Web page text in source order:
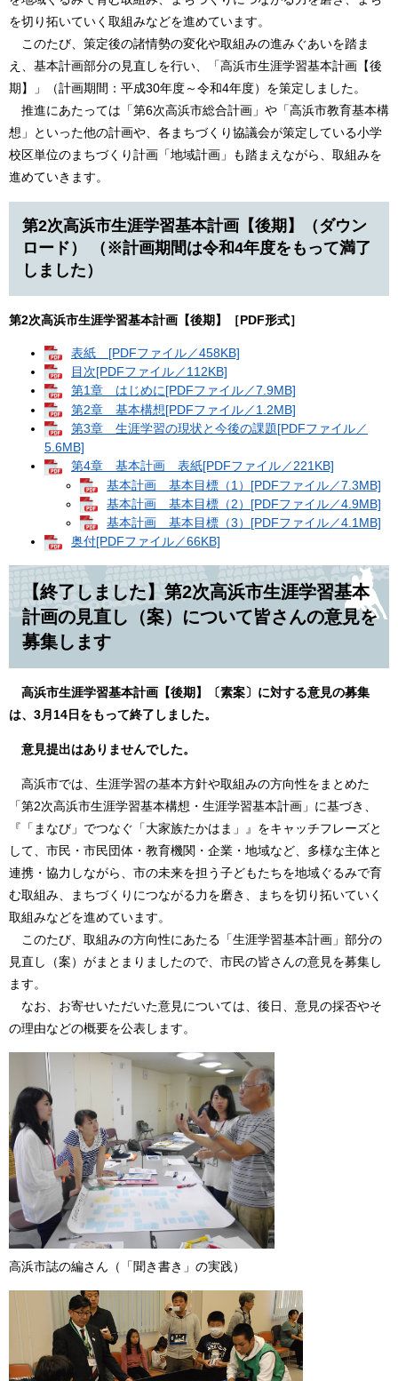
を切り拓いていく取組みなどを進めています。
このたび、策定後の諸情勢の変化や取組みの進みぐあいを踏ま
え、基本計画部分の見直しを行い、「高浜市生涯学習基本計画【後
期】」（計画期間：平成30年度～令和4年度）を策定しました。
推進にあたっては「第6次高浜市総合計画」や「高浜市教育基本構
想」といった他の計画や、各まちづくり協議会が策定している小学
校区単位のまちづくり計画「地域計画」も踏まえながら、取組みを
進めていきます。
第2次高浜市生涯学習基本計画【後期】（ダウン
ロード） （※計画期間は令和4年度をもって満了
しました）
第2次高浜市生涯学習基本計画【後期】［PDF形式］
表紙 [PDFファイル／458KB]
目次[PDFファイル／112KB]
第1章 はじめに[PDFファイル／7.9MB]
第2章 基本構想[PDFファイル／1.2MB]
第3章 生涯学習の現状と今後の課題[PDFファイル／
5.6MB]
第4章 基本計画 表紙[PDFファイル／221KB]
基本計画 基本目標（1）[PDFファイル／7.3MB]
基本計画 基本目標（2）[PDFファイル／4.9MB]
基本計画 基本目標（3）[PDFファイル／4.1MB]
奥付[PDFファイル／66KB]
【終了しました】第2次高浜市生涯学習基本
計画の見直し（案）について皆さんの意見を
募集します
高浜市生涯学習基本計画【後期】〔素案〕に対する意見の募集
は、3月14日をもって終了しました。
意見提出はありませんでした。
高浜市では、生涯学習の基本方針や取組みの方向性をまとめた
「第2次高浜市生涯学習基本構想・生涯学習基本計画」に基づき、
『「まなび」でつなぐ「大家族たかはま」』をキャッチフレーズと
して、市民・市民団体・教育機関・企業・地域など、多様な主体と
連携・協力しながら、市の未来を担う子どもたちを地域ぐるみで育
む取組み、まちづくりにつながる力を磨き、まちを切り拓いていく
取組みなどを進めています。
このたび、取組みの方向性にあたる「生涯学習基本計画」部分の
見直し（案）がまとまりましたので、市民の皆さんの意見を募集し
ます。
なお、お寄せいただいた意見については、後日、意見の採否やそ
の理由などの概要を公表します。
高浜市誌の編さん（「聞き書き」の実践）